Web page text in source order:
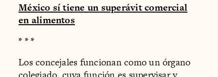
México sí tiene un superávit comercial
en alimentos
* * *
Los concejales funcionan como un órgano